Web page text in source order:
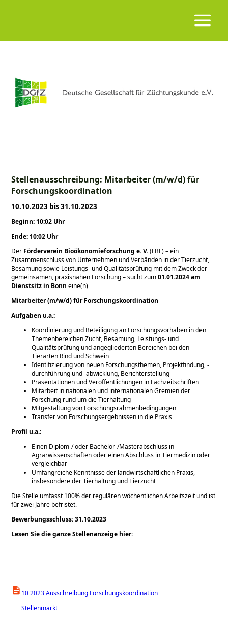
Stellenausschreibung: Mitarbeiter (m/w/d) für
Forschungskoordination
10.10.2023 bis 31.10.2023
Beginn: 10:02 Uhr
Ende: 10:02 Uhr
Der Förderverein Bioökonomieforschung e. V.(FBF) – ein
Zusammenschluss von Unternehmen und Verbänden in der Tierzucht,
Besamung sowie Leistungs- und Qualitätsprüfung mit dem Zweck der
gemeinsamen, praxisnahen Forschung – sucht zum01.01.2024 am
Dienstsitz in Bonn eine(n)
Mitarbeiter (m/w/d) für Forschungskoordination
Aufgaben u.a.:
Koordinierung und Beteiligung an Forschungsvorhaben in den
Themenbereichen Zucht, Besamung, Leistungs- und
Qualitätsprüfung und angegliederten Bereichen bei den
Tierarten Rind und Schwein
Identifizierung von neuen Forschungsthemen, Projektfindung, -
durchführung und -abwicklung, Berichterstellung
Präsentationen und Veröffentlichungen in Fachzeitschriften
Mitarbeit in nationalen und internationalen Gremien der
Forschung rund um die Tierhaltung
Mitgestaltung von Forschungsrahmenbedingungen
Transfer von Forschungsergebnissen in die Praxis
Profil u.a.:
Einen Diplom-/ oder Bachelor-/Masterabschluss in
Agrarwissenschaften oder einen Abschluss in Tiermedizin oder
vergleichbar
Umfangreiche Kenntnisse der landwirtschaftlichen Praxis,
insbesondere der Tierhaltung und Tierzucht
Die Stelle umfasst 100% der regulären wöchentlichen Arbeitszeit und ist
für zwei Jahre befristet.
Bewerbungsschluss: 31.10.2023
Lesen Sie die ganze Stellenanzeige hier:
10 2023 Ausschreibung Forschungskoordination
Stellenmarkt